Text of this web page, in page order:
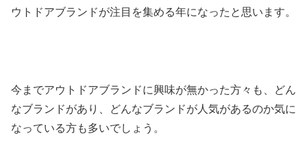
ウトドアブランドが注目を集める年になったと思います。
今までアウトドアブランドに興味が無かった方々も、どん
なブランドがあり、どんなブランドが人気があるのか気に
なっている方も多いでしょう。